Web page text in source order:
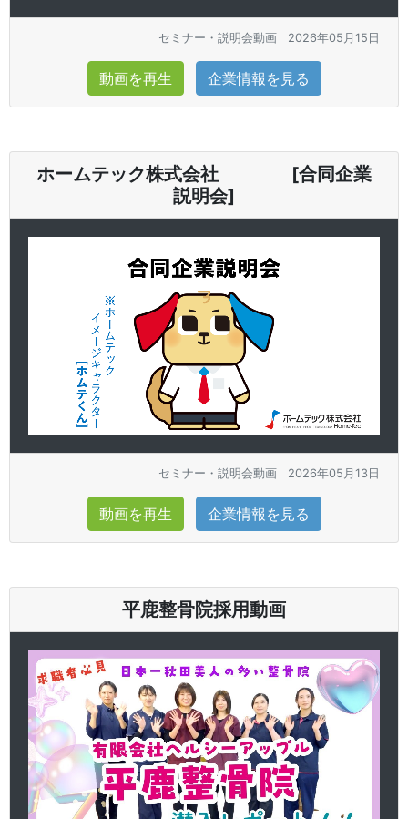
セミナー・説明会動画 2026年05月15日
動画を再生 企業情報を見る
ホームテック株式会社 [合同企業
説明会]
セミナー・説明会動画 2026年05月13日
動画を再生 企業情報を見る
平鹿整骨院採用動画